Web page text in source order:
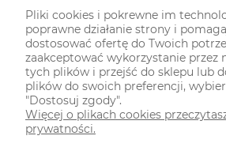
Dostępność:
10,90 zł
- + szt.
Pliki cookies i pokrewne im
poprawne działanie strony i
dostosować ofertę do Twoich
zaakceptować wykorzystanie przez
tych plików i przejść do sklepu lub
plików do swoich preferencji,
"Dostosuj zgody".
Więcej o plikach cookies
prywatności.